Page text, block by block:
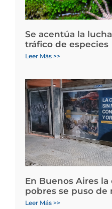
Se acentúa la
tráfico de especies
Leer Más >>
En Buenos Aires
pobres se puso de
Leer Más >>